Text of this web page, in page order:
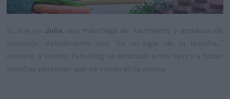
Sí, soy yo.Julia , una manchega de nacimiento y andaluza de
adopción. Actualmente vivo "En un lugar de la Mancha..."
cercano a Toledo. Este blog va dedicado a mis hijos y a todas
aquellas personas que se inicien en la cocina.